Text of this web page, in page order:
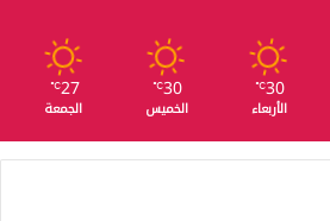
30
℃
الأربعاء
30
℃
الخميس
27
℃
الجمعة